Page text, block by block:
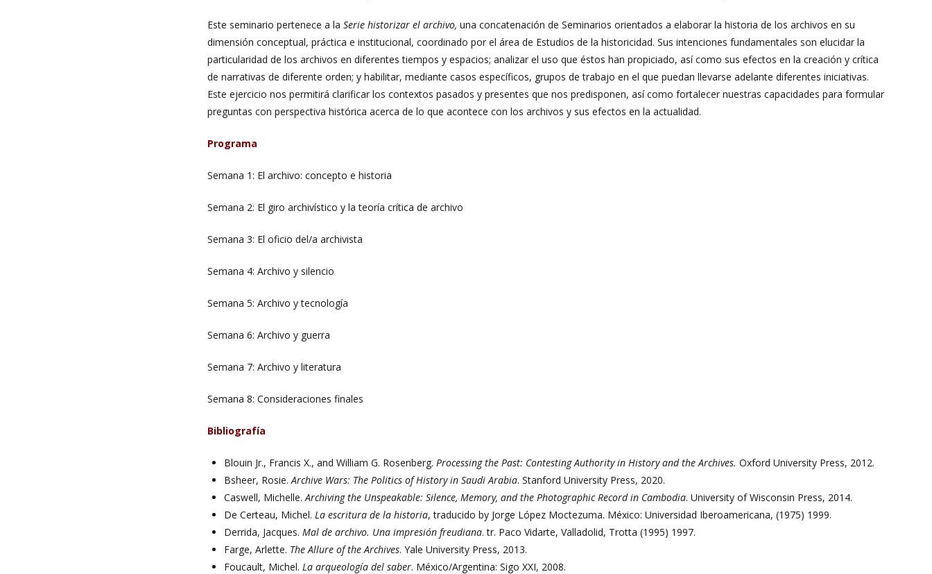
Este seminario pertenece a laSerie historizar el archivo,una concatenación de Seminarios orientados a elaborar la historia de los archivos en su
dimensión conceptual, práctica e institucional, coordinado por el área de Estudios de la historicidad. Sus intenciones fundamentales son elucidar la
particularidad de los archivos en diferentes tiempos y espacios; analizar el uso que éstos han propiciado, así como sus efectos en la creación y crítica
de narrativas de diferente orden; y habilitar, mediante casos específicos, grupos de trabajo en el que puedan llevarse adelante diferentes iniciativas.
Este ejercicio nos permitirá clarificar los contextos pasados y presentes que nos predisponen, así como fortalecer nuestras capacidades para formular
preguntas con perspectiva histórica acerca de lo que acontece con los archivos y sus efectos en la actualidad.
Programa
Semana 1: El archivo: concepto e historia
Semana 2: El giro archivístico y la teoría crítica de archivo
Semana 3: El oficio del/a archivista
Semana 4: Archivo y silencio
Semana 5: Archivo y tecnología
Semana 6: Archivo y guerra
Semana 7: Archivo y literatura
Semana 8: Consideraciones finales
Bibliografía
Blouin Jr., Francis X., and William G. Rosenberg. Processing the Past: Contesting Authority in History and the Archives. Oxford University Press, 2012.
Bsheer, Rosie.Archive Wars: The Politics of History in Saudi Arabia. Stanford University Press, 2020.
Caswell, Michelle.Archiving the Unspeakable: Silence, Memory, and the Photographic Record in Cambodia. University of Wisconsin Press, 2014.
De Certeau, Michel. La escritura de la historia, traducido by Jorge López Moctezuma. México: Universidad Iberoamericana, (1975) 1999.
Derrida, Jacques. Mal de archivo. Una impresión freudiana. tr. Paco Vidarte, Valladolid, Trotta (1995) 1997.
Farge, Arlette. The Allure of the Archives. Yale University Press, 2013.
Foucault, Michel. La arqueología del saber. México/Argentina: Sigo XXI, 2008.